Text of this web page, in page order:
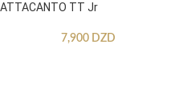
ATTACANTO TT Jr
7,900 DZD